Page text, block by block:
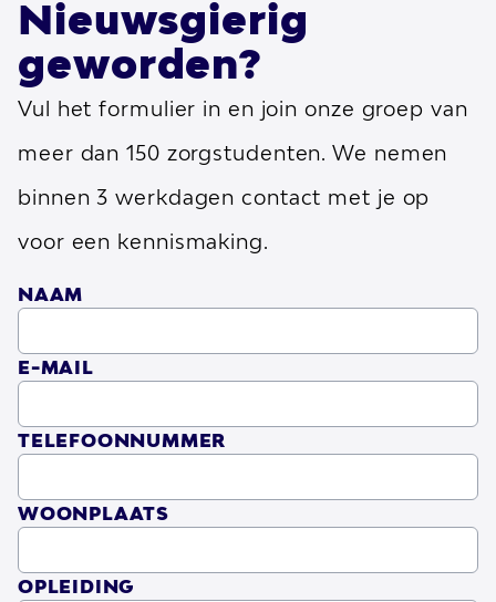
Nieuwsgierig
geworden?
Vul het formulier in en join onze groep van
meer dan 150 zorgstudenten. We nemen
binnen 3 werkdagen contact met je op
voor een kennismaking.
NAAM
E-MAIL
TELEFOONNUMMER
WOONPLAATS
OPLEIDING